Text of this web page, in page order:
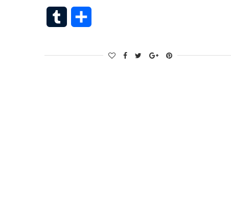
Tumblr